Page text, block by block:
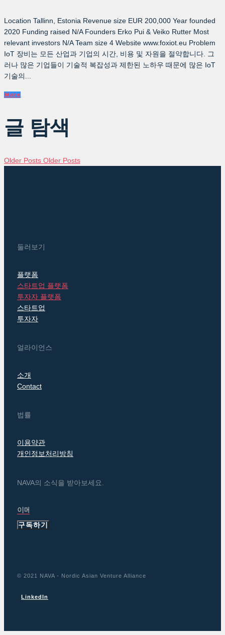
Location Tallinn, Estonia Revenue size EUR 200,000 Year founded
2020 Funding raised N/A Founders Erko Pui & Veiko Rutter Most
relevant investors N/A Team size 4 Website www.foxiot.eu Problem
IoT 장비는 모든 산업과 기업의 시간, 비용 및 자원을 절약합니다. 그
러나 많은 기업들이 기술적 복잡성과 제한된 노하우 때문에 많은 IoT
기술의...
More
글 탐색
Older Posts Older Posts
둘러보기
플랫폼
스타트업 플랫폼
투자자 플랫폼
스타트업
투자자
얼라이언스
소개
Contact
법률
이용약관
개인정보처리방침
NAVA의 소식을 받아보세요.
구독하기
© 2021 NAVA - Nordic Asian Venture Alliance
LinkedIn